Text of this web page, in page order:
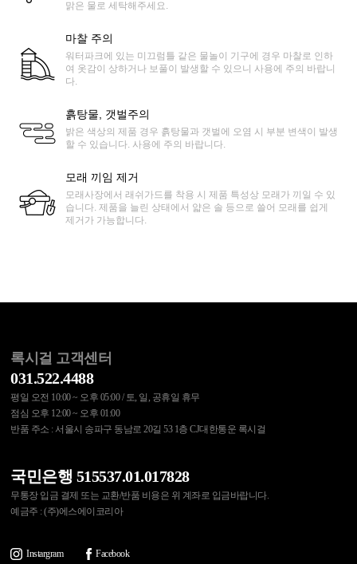
맑은 물로 세탁해주세요.
마찰 주의
워터파크에 있는 미끄럼틀 같은 물놀이 기구에 경우 마찰로 인하
여 옷감이 상하거나 보풀이 발생할 수 있으니 사용에 주의 바랍니
다.
흙탕물, 갯벌주의
밝은 색상의 제품 경우 흙탕물과 갯벌에 오염 시 부분 변색이 발생
할 수 있습니다. 사용에 주의 바랍니다.
모래 끼임 제거
모래사장에서 래쉬가드를 착용 시 제품 특성상 모래가 끼일 수 있
습니다. 제품을 늘린 상태에서 얇은 솔 등으로 쓸어 모래를 쉽게
제거가 가능합니다.
록시걸 고객센터
031.522.4488
평일 오전 10:00 ~ 오후 05:00 / 토, 일, 공휴일 휴무
점심 오후 12:00 ~ 오후 01:00
반품 주소 : 서울시 송파구 동남로 20길 53 1층 CJ대한통운 록시걸
국민은행 515537.01.017828
무통장 입금 결제 또는 교환/반품 비용은 위 계좌로 입금바랍니다.
예금주 : (주)에스에이코리아
Instargram Facebook